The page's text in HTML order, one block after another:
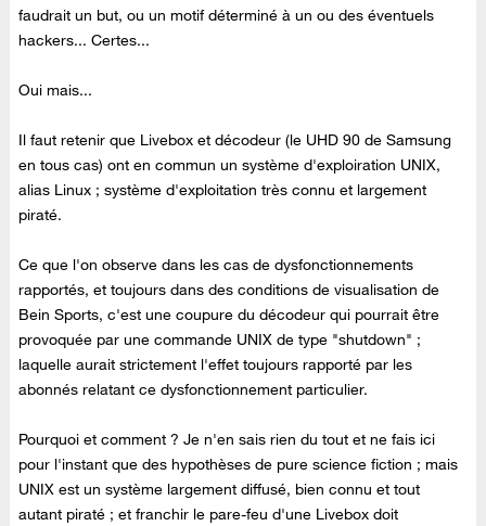
faudrait un but, ou un motif déterminé à un ou des éventuels
hackers... Certes...
Oui mais...
Il faut retenir que Livebox et décodeur (le UHD 90 de Samsung
en tous cas) ont en commun un système d'exploiration UNIX,
alias Linux ; système d'exploitation très connu et largement
piraté.
Ce que l'on observe dans les cas de dysfonctionnements
rapportés, et toujours dans des conditions de visualisation de
Bein Sports, c'est une coupure du décodeur qui pourrait être
provoquée par une commande UNIX de type "shutdown" ;
laquelle aurait strictement l'effet toujours rapporté par les
abonnés relatant ce dysfonctionnement particulier.
Pourquoi et comment ? Je n'en sais rien du tout et ne fais ici
pour l'instant que des hypothèses de pure science fiction ; mais
UNIX est un système largement diffusé, bien connu et tout
autant piraté ; et franchir le pare-feu d'une Livebox doit